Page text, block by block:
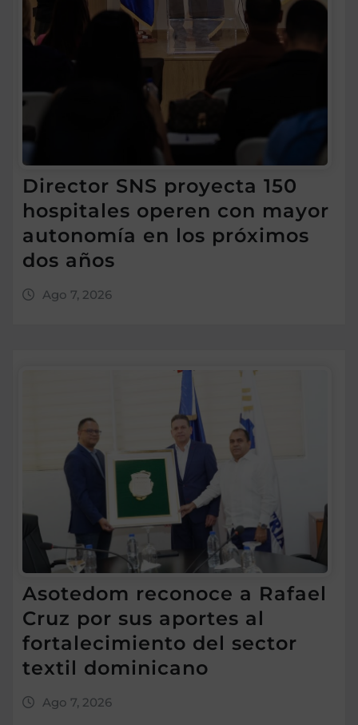
Director SNS proyecta 150
hospitales operen con mayor
autonomía en los próximos
dos años
Ago 7, 2026
Asotedom reconoce a Rafael
Cruz por sus aportes al
fortalecimiento del sector
textil dominicano
Ago 7, 2026